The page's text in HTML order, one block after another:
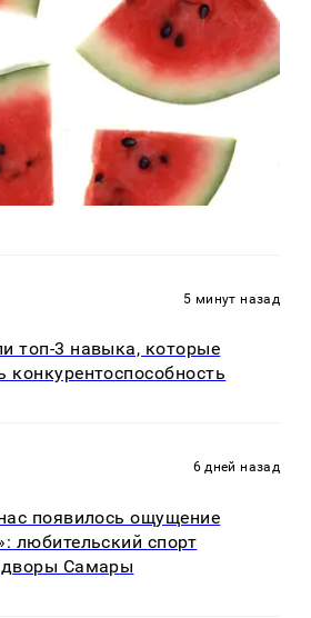
5 минут назад
топ-3 навыка, которые
конкурентоспособность
6 дней назад
появилось ощущение
любительский спорт
дворы Самары